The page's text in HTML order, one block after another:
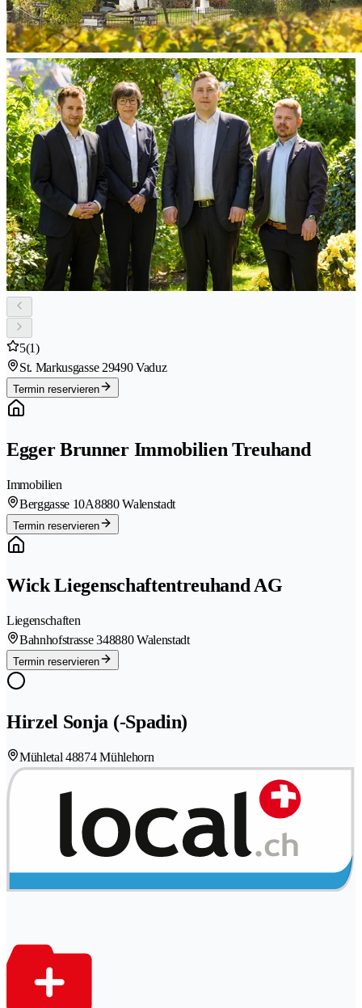
5(1)
St. Markusgasse 29490 Vaduz
Termin reservieren
Egger Brunner Immobilien Treuhand
Immobilien
Berggasse 10A8880 Walenstadt
Termin reservieren
Wick Liegenschaftentreuhand AG
Liegenschaften
Bahnhofstrasse 348880 Walenstadt
Termin reservieren
Hirzel Sonja (-Spadin)
Mühletal 48874 Mühlehorn